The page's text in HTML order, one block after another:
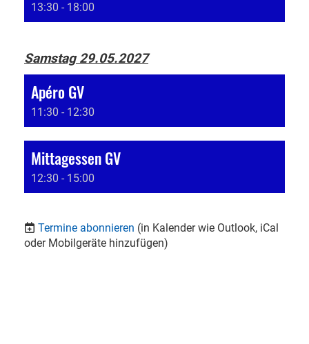
13:30 - 18:00
Samstag 29.05.2027
Apéro GV
11:30 - 12:30
Mittagessen GV
12:30 - 15:00
Termine abonnieren (in Kalender wie Outlook, iCal
oder Mobilgeräte hinzufügen)